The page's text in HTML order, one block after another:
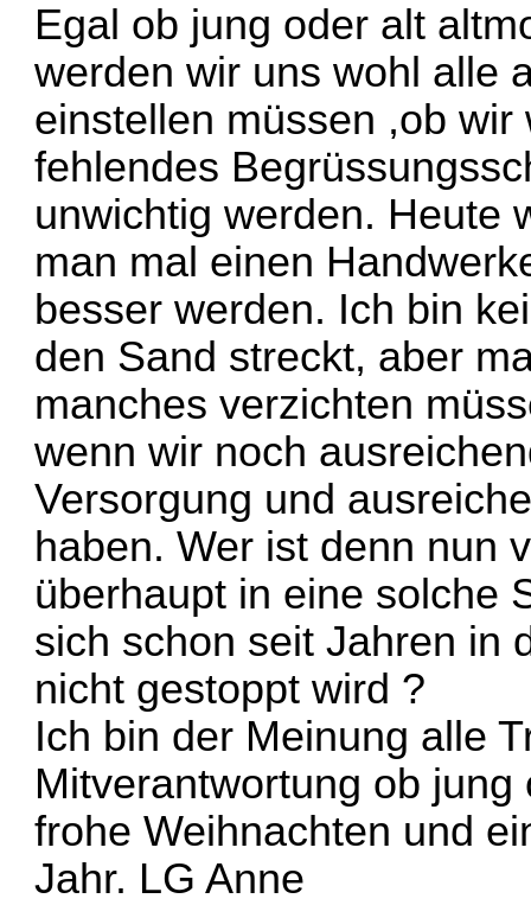
Egal ob jung oder alt
werden wir uns wohl alle
einstellen müssen ,ob
fehlendes
unwichtig werden. Heute
man mal einen
besser werden. Ich bin
den Sand streckt, aber
manches verzichten
wenn wir noch
Versorgung und
haben. Wer ist denn nun
überhaupt in eine solche
sich schon seit Jahren in
nicht gestoppt wird ?
Ich bin der Meinung alle
Mitverantwortung ob
frohe Weihnachten und
Jahr. LG Anne